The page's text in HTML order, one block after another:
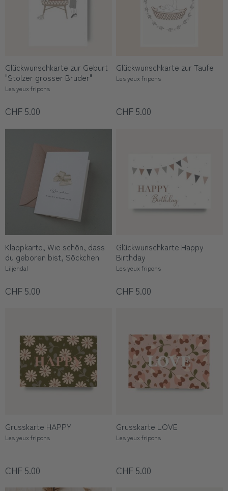
Glückwunschkarte zur Geburt
"Stolzer grosser Bruder"
Les yeux fripons
CHF 5.00
Glückwunschkarte zur Taufe
Les yeux fripons
CHF 5.00
Klappkarte, Wie schön, dass
du geboren bist, Söckchen
Liljendal
CHF 5.00
Glückwunschkarte Happy
Birthday
Les yeux fripons
CHF 5.00
Grusskarte HAPPY
Les yeux fripons
CHF 5.00
Grusskarte LOVE
Les yeux fripons
CHF 5.00